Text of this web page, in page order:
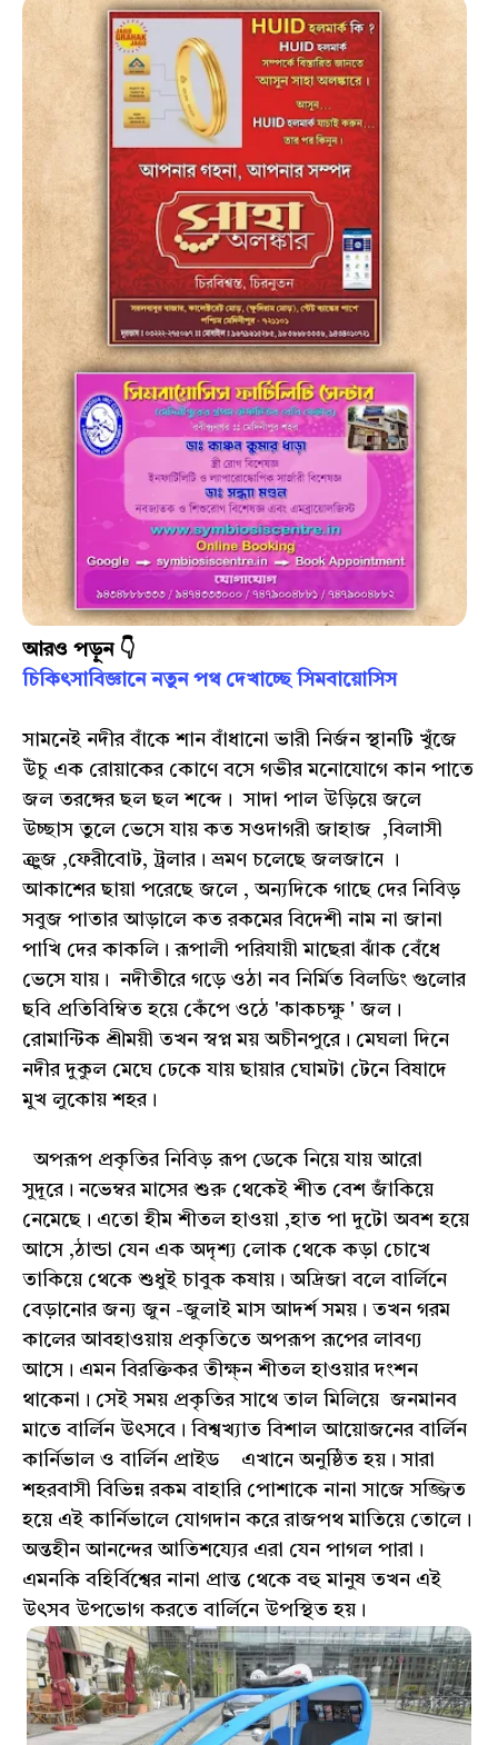
আরও পড়ুন 👇
চিকিৎসাবিজ্ঞানে নতুন পথ দেখাচ্ছে সিমবায়োসিস
সামনেই নদীর বাঁকে শান বাঁধানো ভারী নির্জন স্থানটি খুঁজে
উঁচু এক রোয়াকের কোণে বসে গভীর মনোযোগে কান পাতে
জল তরঙ্গের ছল ছল শব্দে। সাদা পাল উড়িয়ে জলে
উচ্ছাস তুলে ভেসে যায় কত সওদাগরী জাহাজ ,বিলাসী
ক্র্রুজ ,ফেরীবোট, ট্রলার। ভ্রমণ চলেছে জলজানে ।
আকাশের ছায়া পরেছে জলে , অন্যদিকে গাছে দের নিবিড়
সবুজ পাতার আড়ালে কত রকমের বিদেশী নাম না জানা
পাখি দের কাকলি। রূপালী পরিযায়ী মাছেরা ঝাঁক বেঁধে
ভেসে যায়। নদীতীরে গড়ে ওঠা নব নির্মিত বিলডিং গুলোর
ছবি প্রতিবিম্বিত হয়ে কেঁপে ওঠে 'কাকচক্ষু ' জল।
রোমান্টিক শ্রীময়ী তখন স্বপ্ন ময় অচীনপুরে। মেঘলা দিনে
নদীর দুকুল মেঘে ঢেকে যায় ছায়ার ঘোমটা টেনে বিষাদে
মুখ লুকোয় শহর।
অপরূপ প্রকৃতির নিবিড় রূপ ডেকে নিয়ে যায় আরো
সুদূরে। নভেম্বর মাসের শুরু থেকেই শীত বেশ জাঁকিয়ে
নেমেছে। এতো হীম শীতল হাওয়া ,হাত পা দুটো অবশ হয়ে
আসে ,ঠান্ডা যেন এক অদৃশ্য লোক থেকে কড়া চোখে
তাকিয়ে থেকে শুধুই চাবুক কষায়। অদ্রিজা বলে বার্লিনে
বেড়ানোর জন্য জুন -জুলাই মাস আদর্শ সময়। তখন গরম
কালের আবহাওয়ায় প্রকৃতিতে অপরূপ রূপের লাবণ্য
আসে। এমন বিরক্তিকর তীক্ষ্ন শীতল হাওয়ার দংশন
থাকেনা। সেই সময় প্রকৃতির সাথে তাল মিলিয়ে জনমানব
মাতে বার্লিন উৎসবে। বিশ্বখ্যাত বিশাল আয়োজনের বার্লিন
কার্নিভাল ও বার্লিন প্রাইড এখানে অনুষ্ঠিত হয়। সারা
শহরবাসী বিভিন্ন রকম বাহারি পোশাকে নানা সাজে সজ্জিত
হয়ে এই কার্নিভালে যোগদান করে রাজপথ মাতিয়ে তোলে।
অন্তহীন আনন্দের আতিশয্যের এরা যেন পাগল পারা।
এমনকি বহির্বিশ্বের নানা প্রান্ত থেকে বহু মানুষ তখন এই
উৎসব উপভোগ করতে বার্লিনে উপস্থিত হয়।